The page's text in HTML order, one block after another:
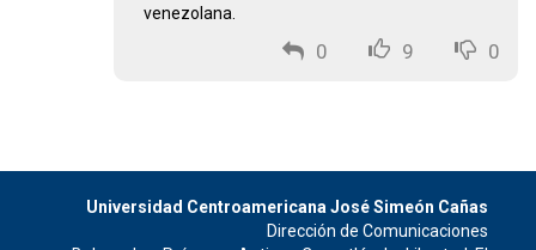
venezolana.
0 9 0
Universidad Centroamericana José Simeón Cañas
Dirección de Comunicaciones